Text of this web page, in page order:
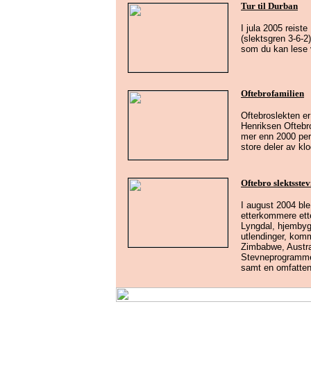
Tur til Durban
I jula 2005
(slektsgren 3-6-
som du kan lese
Oftebrofamilien
Oftebroslekten
Henriksen
mer enn 2000
store deler av
Oftebro
I august 2004
etterkommere
Lyngdal,
utlendinger,
Zimbabwe,
samt en